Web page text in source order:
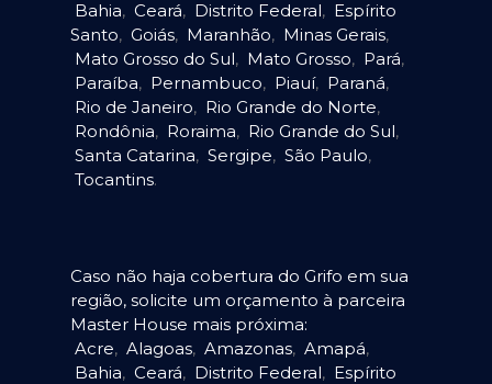
Bahia, Ceará, Distrito Federal, Espírito
Santo, Goiás, Maranhão, Minas Gerais,
Mato Grosso do Sul, Mato Grosso, Pará,
Paraíba, Pernambuco, Piauí, Paraná,
Rio de Janeiro, Rio Grande do Norte,
Rondônia, Roraima, Rio Grande do Sul,
Santa Catarina, Sergipe, São Paulo,
Tocantins.
Caso não haja cobertura do Grifo em sua
região, solicite um orçamento à parceira
Master House mais próxima:
Acre, Alagoas, Amazonas, Amapá,
Bahia, Ceará, Distrito Federal, Espírito